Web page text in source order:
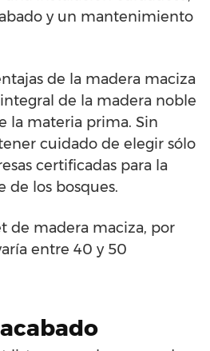
y un mantenimiento
de la madera maciza
de la madera noble
la materia prima. Sin
cuidado de elegir sólo
certificadas para la
de los bosques.
de madera maciza, por
entre 40 y 50